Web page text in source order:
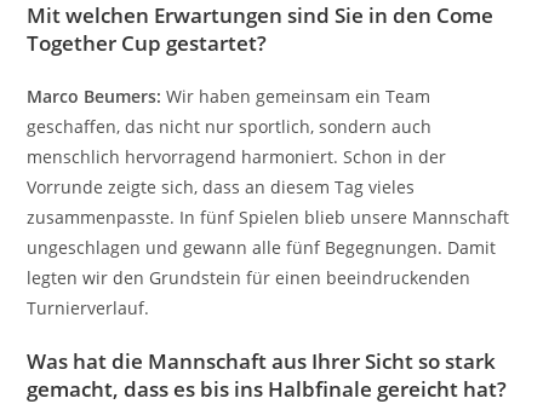
Mit welchen Erwartungen sind Sie in den Come
Together Cup gestartet?
Marco Beumers:Wir haben gemeinsam ein Team
geschaffen, das nicht nur sportlich, sondern auch
menschlich hervorragend harmoniert. Schon in der
Vorrunde zeigte sich, dass an diesem Tag vieles
zusammenpasste. In fünf Spielen blieb unsere Mannschaft
ungeschlagen und gewann alle fünf Begegnungen. Damit
legten wir den Grundstein für einen beeindruckenden
Turnierverlauf.
Was hat die Mannschaft aus Ihrer Sicht so stark
gemacht, dass es bis ins Halbfinale gereicht hat?